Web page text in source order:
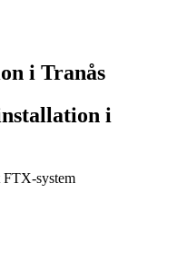
i Tranås
i
FTX-system